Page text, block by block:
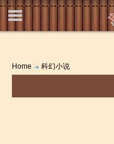
Home 科幻小说